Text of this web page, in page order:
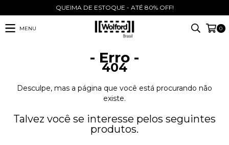
QUEIMA DE ESTOQUE - ATÉ 80% OFF!
MENU 0
- Erro -
404
Desculpe, mas a página que você está procurando não
existe.
Talvez você se interesse pelos seguintes
produtos.